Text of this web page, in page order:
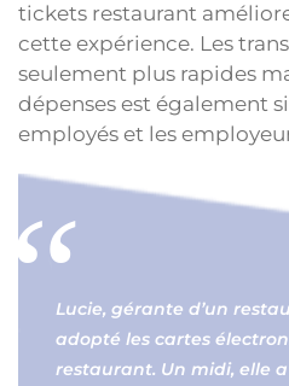
tickets restaurant
cette expérience. Les
seulement plus rapides
dépenses est également
employés et les
Lucie, gérante d’un
adopté les cartes
restaurant. Un midi, elle